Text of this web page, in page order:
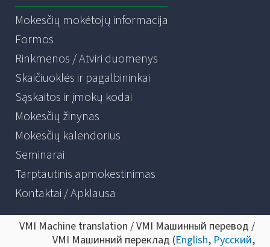
Mokesčių mokėtojų informacija
Formos
Rinkmenos / Atviri duomenys
Skaičiuoklės ir pagalbininkai
Sąskaitos ir įmokų kodai
Mokesčių žinynas
Mokesčių kalendorius
Seminarai
Tarptautinis apmokestinimas
Kontaktai / Apklausa
VMI Machine translation / VMI Машинный перевод /
VMI Машинний переклад (English, Русский,